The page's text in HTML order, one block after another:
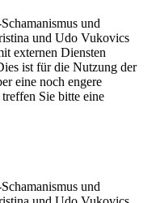
und
und Udo Vukovics
externen Diensten
ist für die Nutzung der
eine noch engere
Sie bitte eine
und